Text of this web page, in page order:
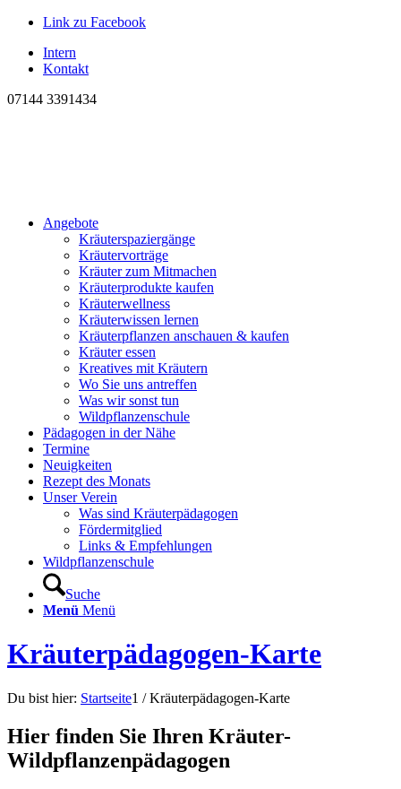
Link zu Facebook
Intern
Kontakt
07144 3391434
Angebote
Kräuterspaziergänge
Kräutervorträge
Kräuter zum Mitmachen
Kräuterprodukte kaufen
Kräuterwellness
Kräuterwissen lernen
Kräuterpflanzen anschauen & kaufen
Kräuter essen
Kreatives mit Kräutern
Wo Sie uns antreffen
Was wir sonst tun
Wildpflanzenschule
Pädagogen in der Nähe
Termine
Neuigkeiten
Rezept des Monats
Unser Verein
Was sind Kräuterpädagogen
Fördermitglied
Links & Empfehlungen
Wildpflanzenschule
Suche
Menü Menü
Kräuterpädagogen-Karte
Du bist hier: Startseite1 / Kräuterpädagogen-Karte
Hier finden Sie Ihren Kräuter-
Wildpflanzenpädagogen